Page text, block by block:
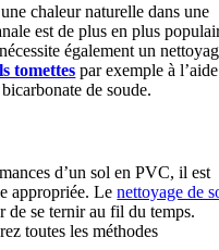
chaleur naturelle dans une
est de plus en plus
également un
tomettes par exemple à l’aide
de soude.
d’un sol en PVC, il est
appropriée. Lenettoyage de
de se ternir au fil du temps.
toutes les méthodes